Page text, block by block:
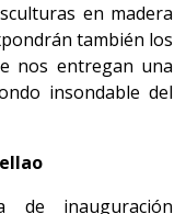
en madera
también los
nos entregan una
insondable del
de inauguración